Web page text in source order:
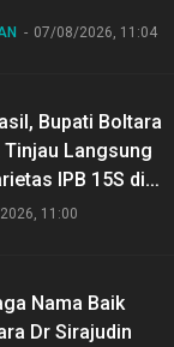
07/08/2026, 11:04
Bupati Boltara
Langsung
IPB 15S di
11:00
Nama Baik
Dr Sirajudin